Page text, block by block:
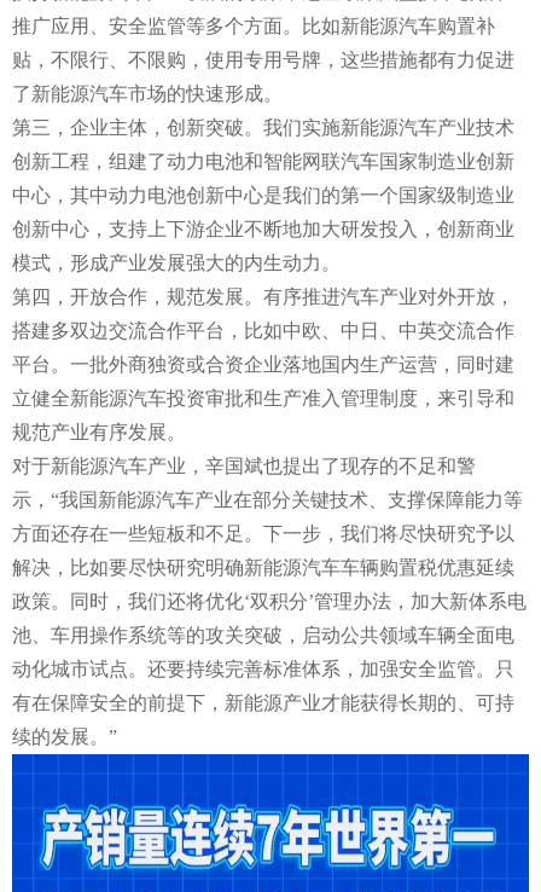
推广应用、安全监管等多个方面。比如新能源汽车购置补
贴，不限行、不限购，使用专用号牌，这些措施都有力促进
了新能源汽车市场的快速形成。
第三，企业主体，创新突破。我们实施新能源汽车产业技术
创新工程，组建了动力电池和智能网联汽车国家制造业创新
中心，其中动力电池创新中心是我们的第一个国家级制造业
创新中心，支持上下游企业不断地加大研发投入，创新商业
模式，形成产业发展强大的内生动力。
第四，开放合作，规范发展。有序推进汽车产业对外开放，
搭建多双边交流合作平台，比如中欧、中日、中英交流合作
平台。一批外商独资或合资企业落地国内生产运营，同时建
立健全新能源汽车投资审批和生产准入管理制度，来引导和
规范产业有序发展。
对于新能源汽车产业，辛国斌也提出了现存的不足和警
示，“我国新能源汽车产业在部分关键技术、支撑保障能力等
方面还存在一些短板和不足。下一步，我们将尽快研究予以
解决，比如要尽快研究明确新能源汽车车辆购置税优惠延续
政策。同时，我们还将优化‘双积分’管理办法，加大新体系电
池、车用操作系统等的攻关突破，启动公共领域车辆全面电
动化城市试点。还要持续完善标准体系，加强安全监管。只
有在保障安全的前提下，新能源产业才能获得长期的、可持
续的发展。”